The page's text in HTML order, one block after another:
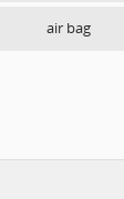
air bag